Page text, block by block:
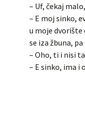
– Uf, čekaj
– E moj sinko,
u moje dvorište
se iza žbuna,
– Oho, ti i nisi
– E sinko, ima